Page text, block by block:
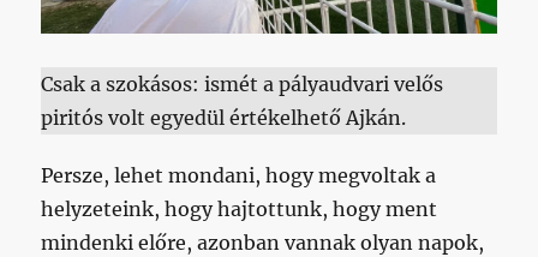
Csak a szokásos: ismét a pályaudvari velős
piritós volt egyedül értékelhető Ajkán.
Persze, lehet mondani, hogy megvoltak a
helyzeteink, hogy hajtottunk, hogy ment
mindenki előre, azonban vannak olyan napok,